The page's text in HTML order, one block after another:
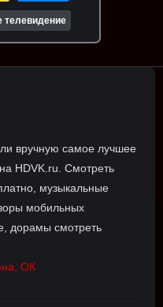
телевидение
вручную самое лучшее
HDVK.ru. Смотреть
музыкальные
мобильных
дорамы смотреть
ОК